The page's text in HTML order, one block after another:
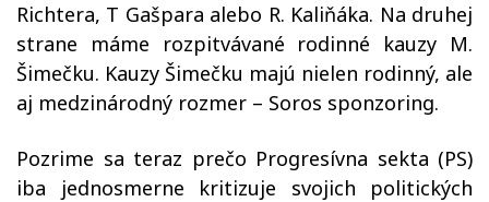
Richtera, T Gašpara alebo R. Kaliňáka. Na druhej
strane máme rozpitvávané rodinné kauzy M.
Šimečku. Kauzy Šimečku majú nielen rodinný, ale
aj medzinárodný rozmer – Soros sponzoring.
Pozrime sa teraz prečo Progresívna sekta (PS)
iba jednosmerne kritizuje svojich politických